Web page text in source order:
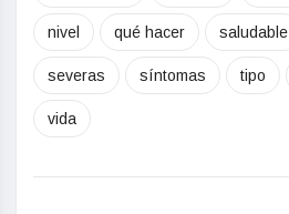
nivel qué hacer saludable
severas síntomas tipo
vida